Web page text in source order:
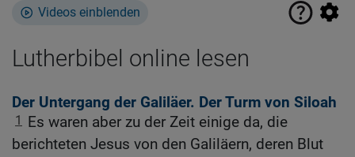
Videos einblenden
Lutherbibel online lesen
Der Untergang der Galiläer. Der Turm von Siloah
1
Es waren aber zu der Zeit einige da, die
berichteten Jesus von den Galiläern, deren Blut